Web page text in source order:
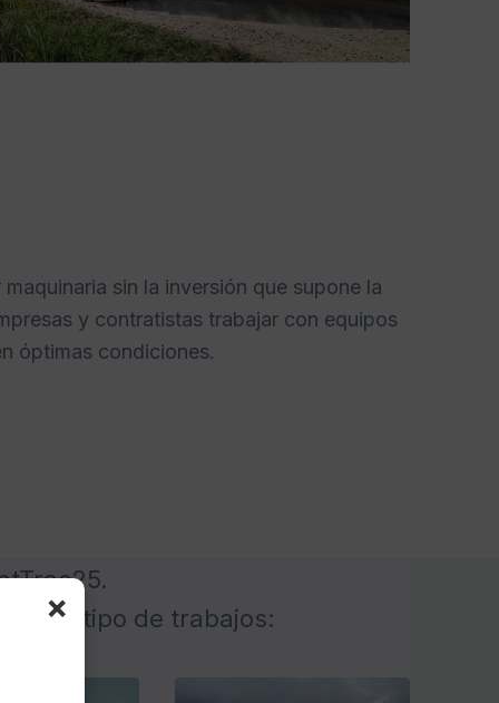
×
sin la inversión que supone la
y contratistas trabajar con equipos
óptimas condiciones.
todo tipo de trabajos: